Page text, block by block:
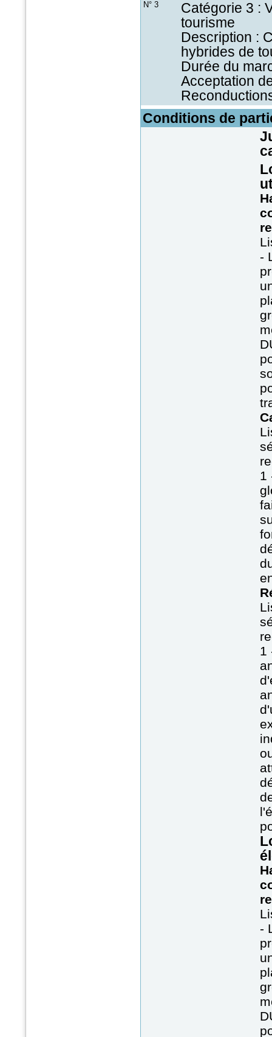
N° 3
Catégorie 3 :
tourisme
Description :
hybrides de
Durée du
Acceptation
Conditions de
-
1
1
-